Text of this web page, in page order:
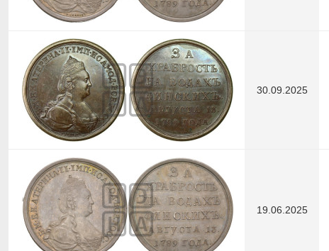
30.09.2025
19.06.2025